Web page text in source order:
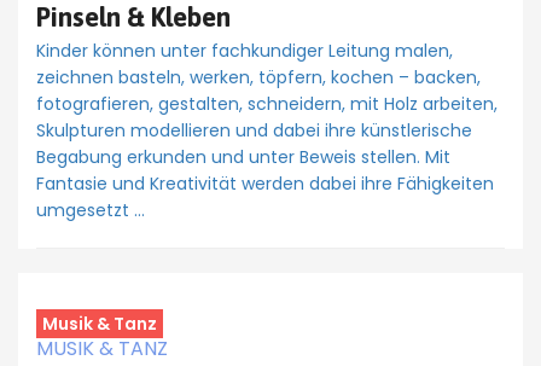
Pinseln & Kleben
Kinder können unter fachkundiger Leitung malen,
zeichnen basteln, werken, töpfern, kochen – backen,
fotografieren, gestalten, schneidern, mit Holz arbeiten,
Skulpturen modellieren und dabei ihre künstlerische
Begabung erkunden und unter Beweis stellen. Mit
Fantasie und Kreativität werden dabei ihre Fähigkeiten
umgesetzt …
Musik & Tanz
MUSIK & TANZ